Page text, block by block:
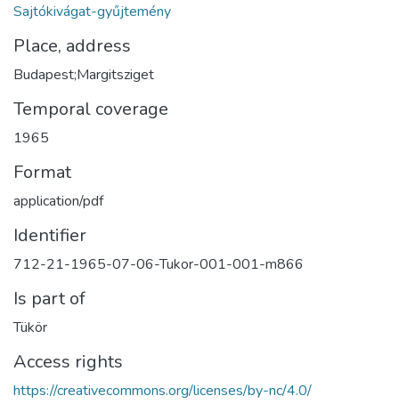
Sajtókivágat-gyűjtemény
Place, address
Budapest;Margitsziget
Temporal coverage
1965
Format
application/pdf
Identifier
712-21-1965-07-06-Tukor-001-001-m866
Is part of
Tükör
Access rights
https://creativecommons.org/licenses/by-nc/4.0/